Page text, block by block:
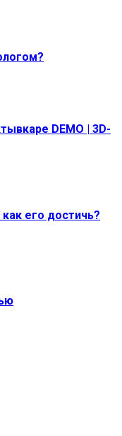
DEMO | 3D-
его достичь?